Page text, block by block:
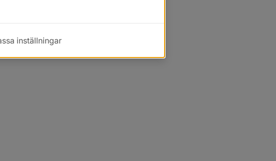
inställningar